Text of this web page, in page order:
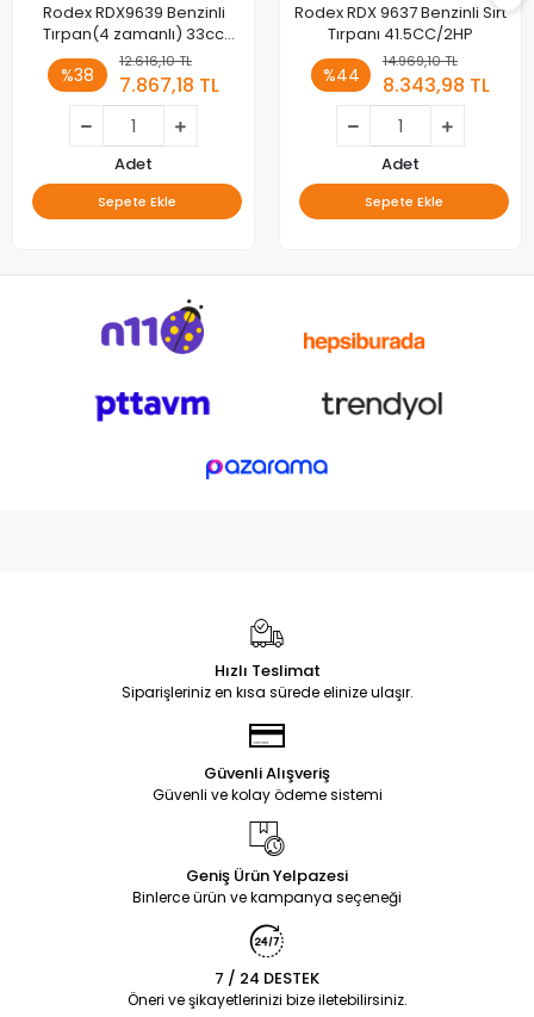
Rodex RDX9639 Benzinli
Tırpan(4 zamanlı) 33cc
1,2kW
%38
12.616,10 TL
7.867,18 TL
Adet
Sepete Ekle
Rodex RDX 9637 Benzinli Sırt
Tırpanı 41.5CC/2HP
%44
14.969,10 TL
8.343,98 TL
Adet
Sepete Ekle
Hızlı Teslimat
Siparişleriniz en kısa sürede elinize ulaşır.
Güvenli Alışveriş
Güvenli ve kolay ödeme sistemi
Geniş Ürün Yelpazesi
Binlerce ürün ve kampanya seçeneği
7 / 24 DESTEK
Öneri ve şikayetlerinizi bize iletebilirsiniz.